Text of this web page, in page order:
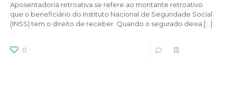
Aposentadoria retroativa se refere ao montante retroativo
que o beneficiário do Instituto Nacional de Seguridade Social
(INSS) tem o direito de receber. Quando o segurado deixa […]
0